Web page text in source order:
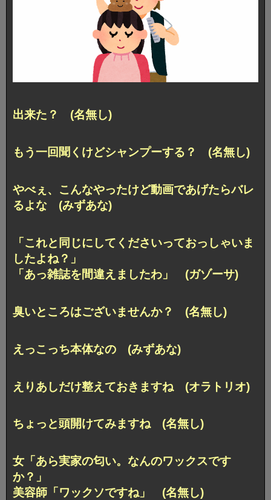
出来た？ (名無し)
もう一回聞くけどシャンプーする？ (名無し)
やべぇ、こんなやったけど動画であげたらバレ
るよな (みずあな)
「これと同じにしてくださいっておっしゃいま
したよね？」
「あっ雑誌を間違えましたわ」 (ガゾーサ)
臭いところはございませんか？ (名無し)
えっこっち本体なの (みずあな)
えりあしだけ整えておきますね (オラトリオ)
ちょっと頭開けてみますね (名無し)
女「あら実家の匂い。なんのワックスです
か？」
美容師「ワックソですね」 (名無し)